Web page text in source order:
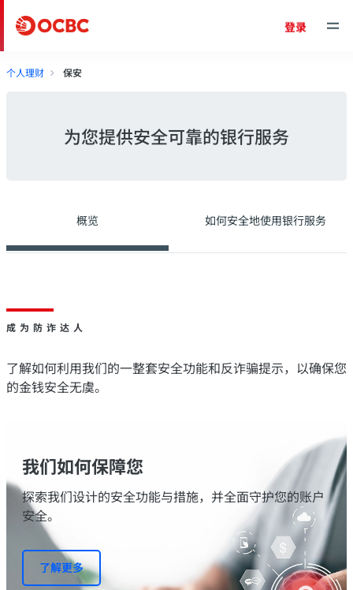
登录
个人理财 保安
为您提供安全可靠的银行服务
概览 如何安全地使用银行服务
成为防诈达人
了解如何利用我们的一整套安全功能和反诈骗提示，以确保您
的金钱安全无虞。
我们如何保障您
探索我们设计的安全功能与措施，并全面守护您的账户
安全。
了解更多